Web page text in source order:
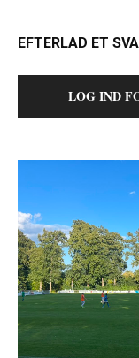
EFTERLAD ET
LOG IND